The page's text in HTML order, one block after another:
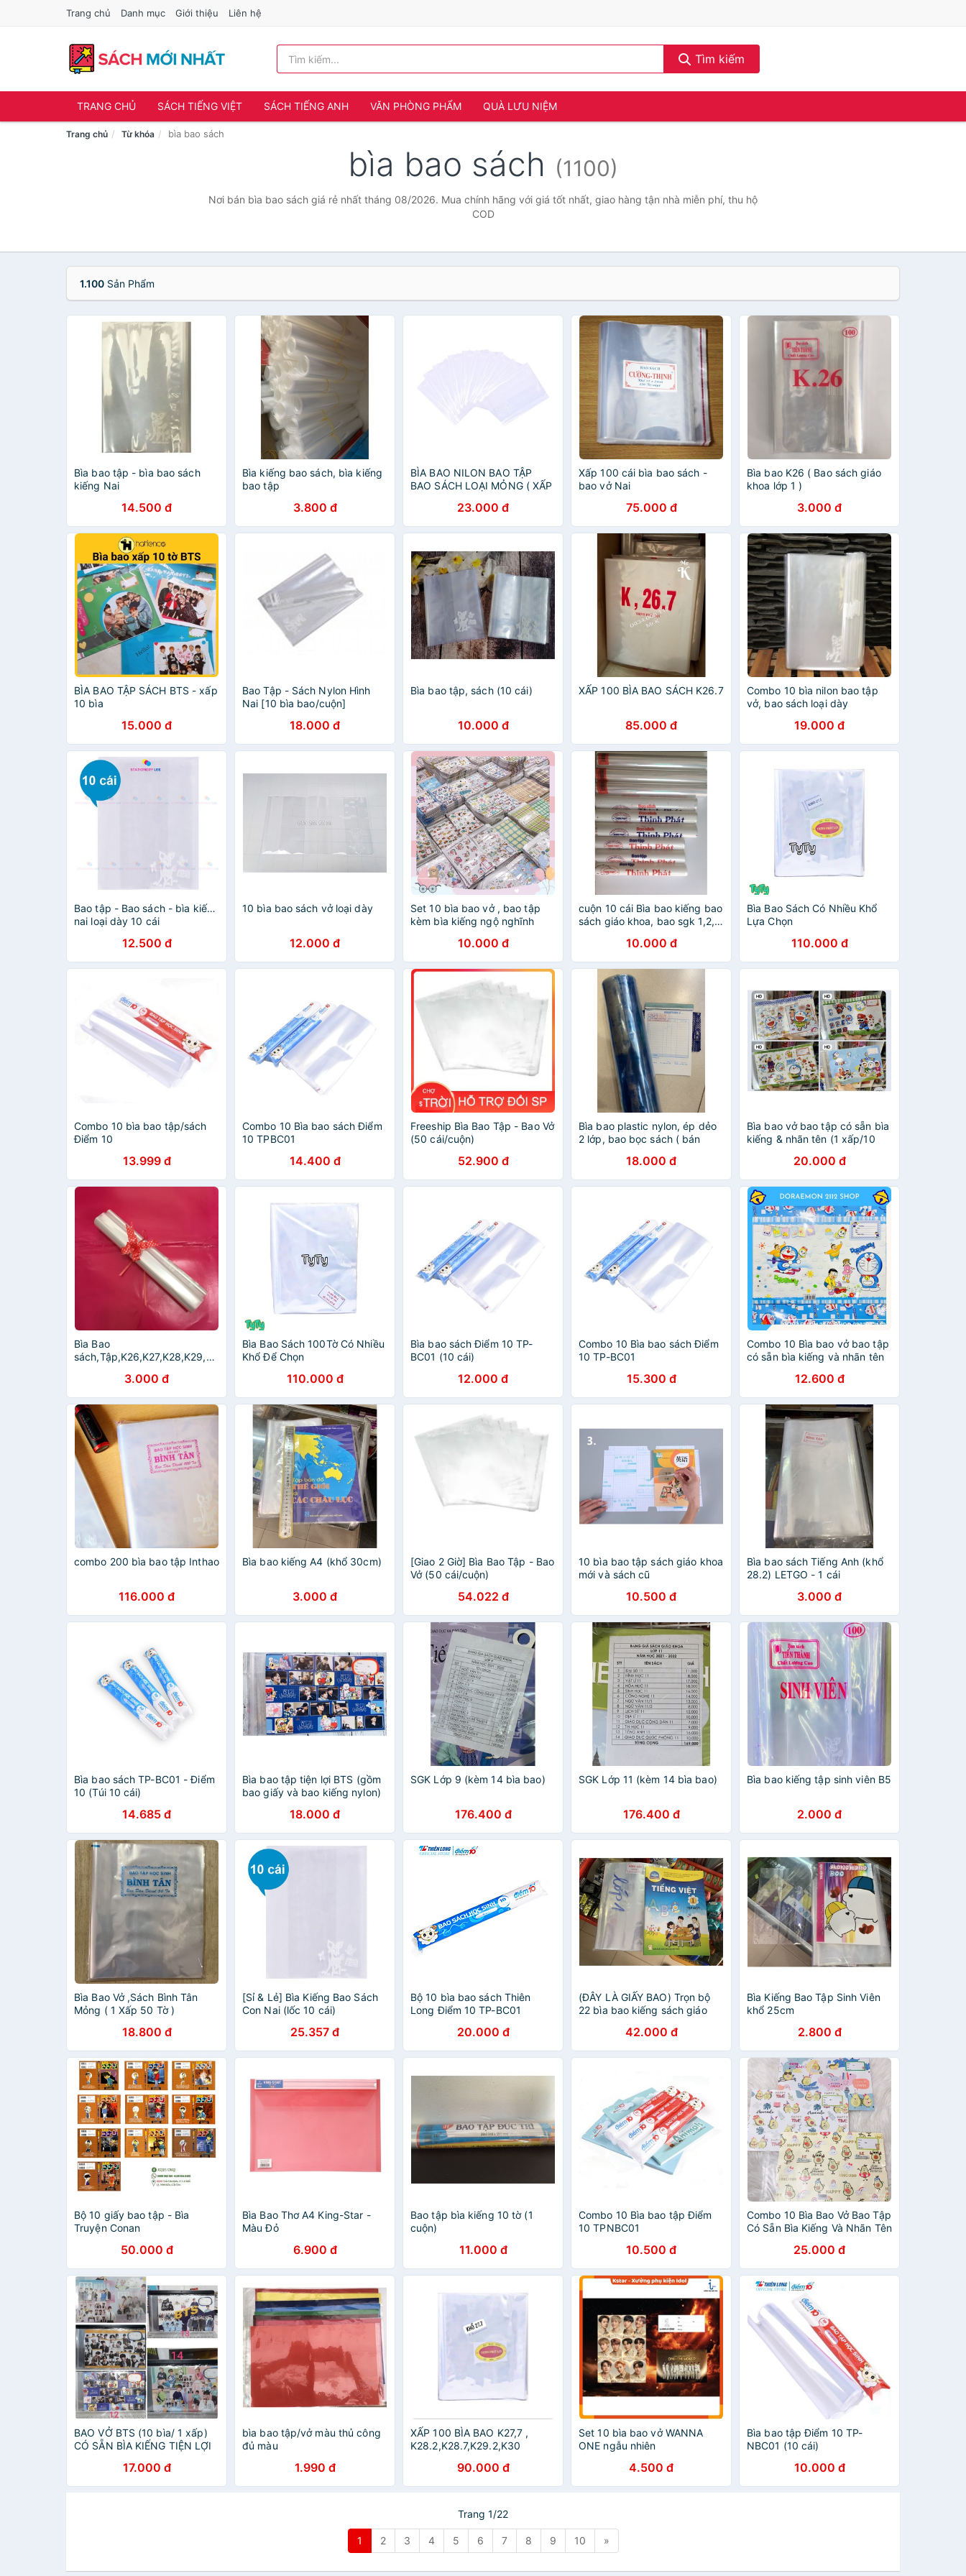
Trang chủ Danh mục Giới thiệu Liên hệ
Tìm kiếm
TRANG CHỦ SÁCH TIẾNG VIỆT SÁCH TIẾNG ANH VĂN PHÒNG PHẨM QUÀ LƯU NIỆM
Trang chủ Từ khóa bìa bao sách
bìa bao sách (1100)
Nơi bán bìa bao sách giá rẻ nhất tháng 08/2026. Mua chính hãng với giá tốt nhất, giao hàng tận nhà miễn phí, thu hộ
COD
1.100 Sản Phẩm
Bìa bao tập - bìa bao sách
kiếng Nai
14.500 đ
Bìa kiếng bao sách, bìa kiếng
bao tập
3.800 đ
BÌA BAO NILON BAO TẬP
BAO SÁCH LOẠI MỎNG ( XẤP
23.000 đ
Xấp 100 cái bìa bao sách -
bao vở Nai
75.000 đ
Bìa bao K26 ( Bao sách giáo
khoa lớp 1 )
3.000 đ
BÌA BAO TẬP SÁCH BTS - xấp
10 bìa
15.000 đ
Bao Tập - Sách Nylon Hình
Nai [10 bìa bao/cuộn]
18.000 đ
Bìa bao tập, sách (10 cái)
10.000 đ
XẤP 100 BÌA BAO SÁCH K26.7
85.000 đ
Combo 10 bìa nilon bao tập
vở, bao sách loại dày
19.000 đ
Bao tập - Bao sách - bìa kiếng
nai loại dày 10 cái
12.500 đ
10 bìa bao sách vở loại dày
12.000 đ
Set 10 bìa bao vở , bao tập
kèm bìa kiếng ngộ nghĩnh
10.000 đ
cuộn 10 cái Bìa bao kiếng bao
sách giáo khoa, bao sgk 1,2,6,
10.000 đ
Bìa Bao Sách Có Nhiều Khổ
Lựa Chọn
110.000 đ
Combo 10 bìa bao tập/sách
Điểm 10
13.999 đ
Combo 10 Bìa bao sách Điểm
10 TPBC01
14.400 đ
Freeship Bìa Bao Tập - Bao Vở
(50 cái/cuộn)
52.900 đ
Bìa bao plastic nylon, ép dẻo
2 lớp, bao bọc sách ( bán
18.000 đ
Bìa bao vở bao tập có sẵn bìa
kiếng & nhãn tên (1 xấp/10
20.000 đ
Bìa Bao
sách,Tập,K26,K27,K28,K29,K30
3.000 đ
Bìa Bao Sách 100Tờ Có Nhiều
Khổ Để Chọn
110.000 đ
Bìa bao sách Điểm 10 TP-
BC01 (10 cái)
12.000 đ
Combo 10 Bìa bao sách Điểm
10 TP-BC01
15.300 đ
Combo 10 Bìa bao vở bao tập
có sẵn bìa kiếng và nhãn tên
12.600 đ
combo 200 bìa bao tập Inthao
116.000 đ
Bìa bao kiếng A4 (khổ 30cm)
3.000 đ
[Giao 2 Giờ] Bìa Bao Tập - Bao
Vở (50 cái/cuộn)
54.022 đ
10 bìa bao tập sách giáo khoa
mới và sách cũ
10.500 đ
Bìa bao sách Tiếng Anh (khổ
28.2) LETGO - 1 cái
3.000 đ
Bìa bao sách TP-BC01 - Điểm
10 (Túi 10 cái)
14.685 đ
Bìa bao tập tiện lợi BTS (gồm
bao giấy và bao kiếng nylon)
18.000 đ
SGK Lớp 9 (kèm 14 bìa bao)
176.400 đ
SGK Lớp 11 (kèm 14 bìa bao)
176.400 đ
Bìa bao kiếng tập sinh viên B5
2.000 đ
Bìa Bao Vở ,Sách Bình Tân
Mỏng ( 1 Xấp 50 Tờ )
18.800 đ
[Sỉ & Lẻ] Bìa Kiếng Bao Sách
Con Nai (lốc 10 cái)
25.357 đ
Bộ 10 bìa bao sách Thiên
Long Điểm 10 TP-BC01
20.000 đ
(ĐÂY LÀ GIẤY BAO) Trọn bộ
22 bìa bao kiếng sách giáo
(CHỈ CÓ BAO KIẾNG)
42.000 đ
Bìa Kiếng Bao Tập Sinh Viên
khổ 25cm
2.800 đ
Bộ 10 giấy bao tập - Bìa
Truyện Conan
50.000 đ
Bìa Bao Thơ A4 King-Star -
Màu Đỏ
6.900 đ
Bao tập bìa kiếng 10 tờ (1
cuộn)
11.000 đ
Combo 10 Bìa bao tập Điểm
10 TPNBC01
10.500 đ
Combo 10 Bìa Bao Vở Bao Tập
Có Sẵn Bìa Kiếng Và Nhãn Tên
25.000 đ
BAO VỞ BTS (10 bìa/ 1 xấp)
CÓ SẴN BÌA KIẾNG TIỆN LỢI
17.000 đ
bìa bao tập/vở màu thủ công
đủ màu
1.990 đ
XẤP 100 BÌA BAO K27,7 ,
K28.2,K28.7,K29.2,K30
90.000 đ
Set 10 bìa bao vở WANNA
ONE ngẫu nhiên
4.500 đ
Bìa bao tập Điểm 10 TP-
NBC01 (10 cái)
10.000 đ
Trang 1/22
1 2 3 4 5 6 7 8 9 10 »